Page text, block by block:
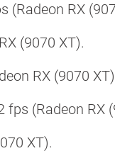
(Radeon RX
(9070 XT).
RX (9070
fps (Radeon RX
XT).